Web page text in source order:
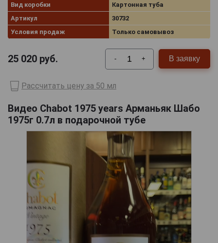
Вид коробки
Картонная туба
Артикул
30732
Условия продаж
Только самовывоз
25 020 руб. - + В заявку
Рассчитать цену за 50 мл
Видео Chabot 1975 years Арманьяк Шабо
1975г 0.7л в подарочной тубе